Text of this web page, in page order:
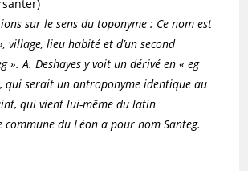
sur le sens du toponyme : Ce nom est
village, lieu habité et d’un second
». A. Deshayes y voit un dérivé en « eg
qui serait un antroponyme identique au
qui vient lui-même du latin
commune du Léon a pour nom Santeg.